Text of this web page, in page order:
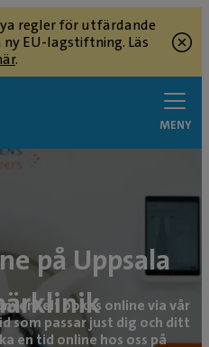
regler för utfärdande
EU-lagstiftning. Läs
.
MENY
på Uppsala
enkelt bokas online via vår
som passar just dig och ditt
en tid online hos oss på